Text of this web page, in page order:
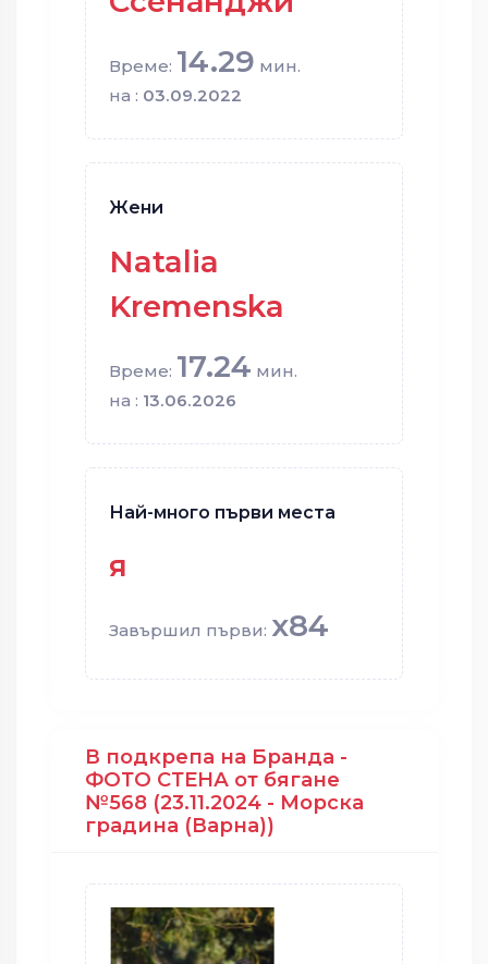
Време: 14.29 мин.
на : 03.09.2022
Жени
Natalia
Kremenska
Време: 17.24 мин.
на : 13.06.2026
Най-много първи места
я
Завършил първи: x84
В подкрепа на Бранда -
ФОТО СТЕНА от бягане
№568 (23.11.2024 - Морска
градина (Варна))